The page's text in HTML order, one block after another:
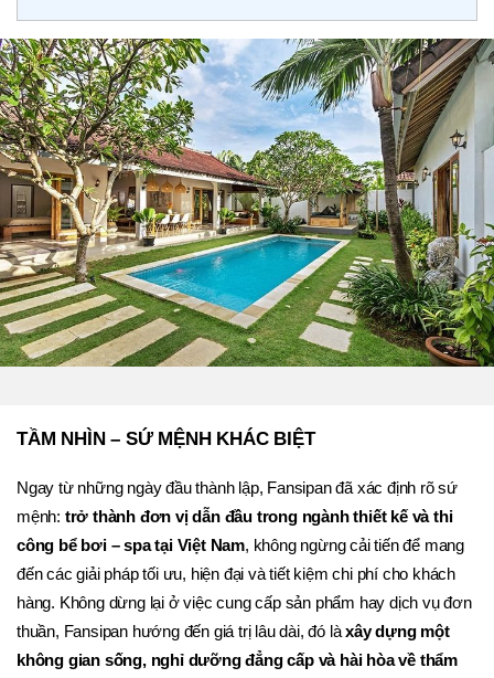
TẦM NHÌN – SỨ MỆNH KHÁC BIỆT
Ngay từ những ngày đầu thành lập, Fansipan đã xác định rõ sứ
mệnh: trở thành đơn vị dẫn đầu trong ngành thiết kế và thi
công bể bơi – spa tại Việt Nam, không ngừng cải tiến để mang
đến các giải pháp tối ưu, hiện đại và tiết kiệm chi phí cho khách
hàng. Không dừng lại ở việc cung cấp sản phẩm hay dịch vụ đơn
thuần, Fansipan hướng đến giá trị lâu dài, đó là xây dựng một
không gian sống, nghỉ dưỡng đẳng cấp và hài hòa về thẩm